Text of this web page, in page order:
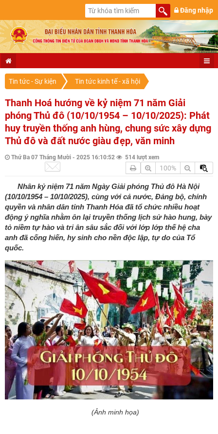
Đăng nhập
Tin tức - Sự kiện Tin tức kinh tế - xã hội
Thanh Hoá hướng về kỷ niệm 71 năm Giải
phóng Thủ đô (10/10/1954 – 10/10/2025): Phát
huy truyền thống anh hùng, chung sức xây dựng
Thủ đô và đất nước giàu đẹp, văn minh
Thứ Ba 07 Tháng Mười - 2025 16:10:52 514 lượt xem
100%
Nhân kỷ niệm 71 năm Ngày Giải phóng Thủ đô Hà Nội
(10/10/1954 – 10/10/2025), cùng với cả nước, Đảng bộ, chính
quyền và nhân dân tỉnh Thanh Hóa đã tổ chức nhiều hoạt
động ý nghĩa nhằm ôn lại truyền thống lịch sử hào hung, bày
tỏ niềm tự hào và tri ân sâu sắc đối với lớp lớp thế hệ cha
anh đã cống hiến, hy sinh cho nền độc lập, tự do của Tổ
quốc.
(Ảnh minh họa)